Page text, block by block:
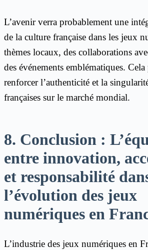
L’avenir verra probablement une
de la culture française dans les jeux
thèmes locaux, des collaborations
des événements emblématiques. Cela
renforcer l’authenticité et la
françaises sur le marché mondial.
8. Conclusion :
entre innovation,
et responsabilité
l’évolution des jeux
numériques en
L’industrie des jeux numériques en